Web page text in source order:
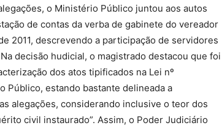
o Ministério Público juntou aos autos
de contas da verba de gabinete do vereador
2011, descrevendo a participação de servidores
decisão hudicial, o magistrado destacou que foi
dos atos tipificados na Lei nº
Público, estando bastante delineada a
alegações, considerando inclusive o teor dos
civil instaurado”. Assim, o Poder Judiciário